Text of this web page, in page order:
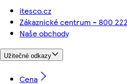
itesco.cz
Zákaznické centrum - 800
Naše obchody
Užitečné odkazy
Cena